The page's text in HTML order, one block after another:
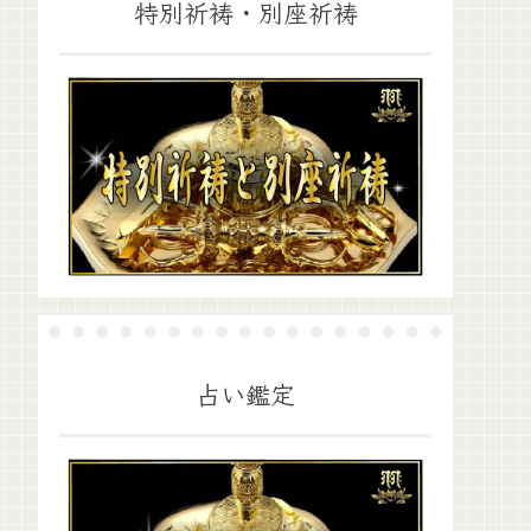
特別祈祷・別座祈祷
占い鑑定